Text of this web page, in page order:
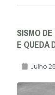
SISMO
E QUEDA
Julho